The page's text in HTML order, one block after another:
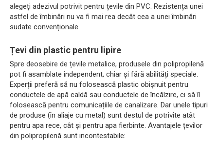
alegeți adezivul potrivit pentru țevile din PVC. Rezistența unei
astfel de îmbinări nu va fi mai rea decât cea a unei îmbinări
sudate convenționale.
Țevi din plastic pentru lipire
Spre deosebire de țevile metalice, produsele din polipropilenă
pot fi asamblate independent, chiar și fără abilități speciale.
Experții preferă să nu folosească plastic obișnuit pentru
conductele de apă caldă sau conductele de încălzire, ci să îl
folosească pentru comunicațiile de canalizare. Dar unele tipuri
de produse (în aliaje cu metal) sunt destul de potrivite atât
pentru apa rece, cât și pentru apa fierbinte. Avantajele țevilor
din polipropilenă sunt incontestabile: